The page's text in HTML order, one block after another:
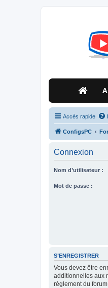
Accès rapide
ConfigsPC
Connexion
Nom d’utilisateur :
Mot de passe :
S’ENREGISTRER
Vous devez être
additionnelles aux
règlement du forum.